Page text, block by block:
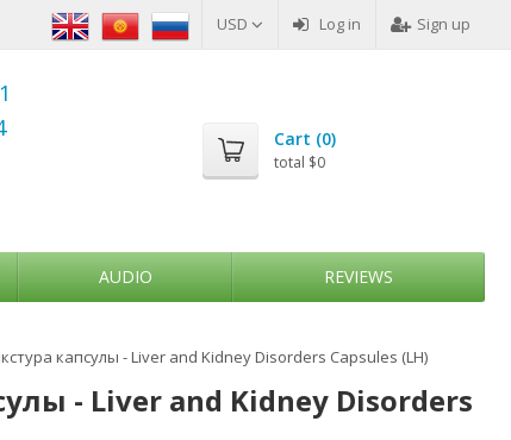
USD Log in Sign up
Cart (0)
total $0
AUDIO REVIEWS
капсулы - Liver and Kidney Disorders Capsules (LH)
- Liver and Kidney Disorders